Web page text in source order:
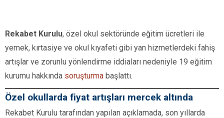
Rekabet Kurulu, özel okul sektöründe eğitim ücretleri ile
yemek, kırtasiye ve okul kıyafeti gibi yan hizmetlerdeki fahiş
artışlar ve zorunlu yönlendirme iddiaları nedeniyle 19 eğitim
kurumu hakkında soruşturma başlattı.
Özel okullarda fiyat artışları mercek altında
Rekabet Kurulu tarafından yapılan açıklamada, son yıllarda